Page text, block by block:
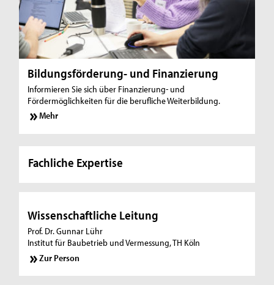
Bildungsförderung- und Finanzierung
Informieren Sie sich über Finanzierung- und
Fördermöglichkeiten für die berufliche Weiterbildung.
Mehr
Fachliche Expertise
Wissenschaftliche Leitung
Prof. Dr. Gunnar Lühr
Institut für Baubetrieb und Vermessung, TH Köln
Zur Person